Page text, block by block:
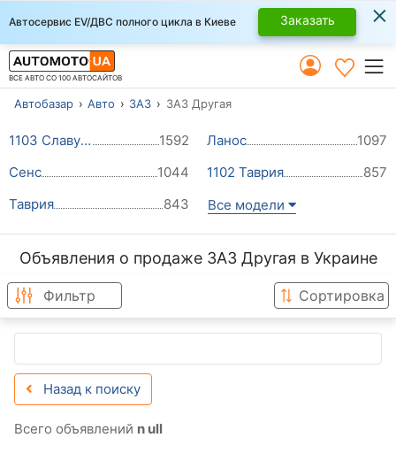
Автосервис EV/ДВС полного цикла в Киеве Заказать ×
ВСЕ АВТО СО 100 АВТОСАЙТОВ
Автобазар Авто ЗАЗ ЗАЗ Другая
1103 Славута 1592 Ланос
1097
Сенс
1044 1102 Таврия
857
Таврия
843 Все модели
Объявления о продаже ЗАЗ Другая в Украине
Фильтр Сортировка
Назад к поиску
Всего объявлений n ull